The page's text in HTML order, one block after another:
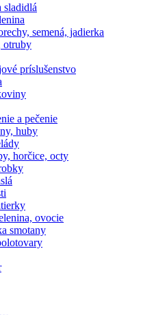
sladidlá
semená, jadierka
otruby
príslušenstvo
a pečenie
huby
horčice, octy
ovocie
smotany